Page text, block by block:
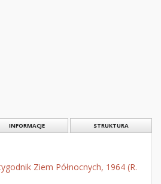
INFORMACJE STRUKTURA
Ziem Północnych, 1964 (R.